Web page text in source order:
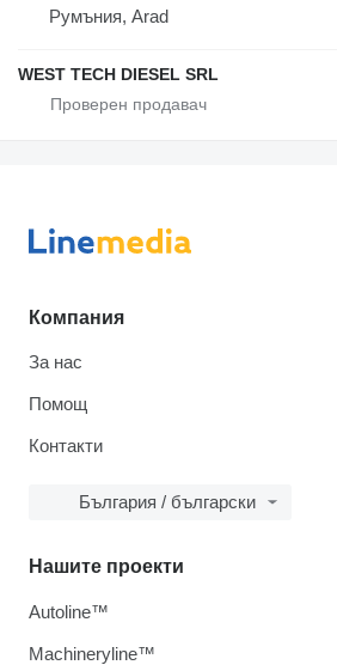
Румъния, Arad
WEST TECH DIESEL SRL
Компания
За нас
Помощ
Контакти
България / български
Нашите проекти
Autoline™
Machineryline™